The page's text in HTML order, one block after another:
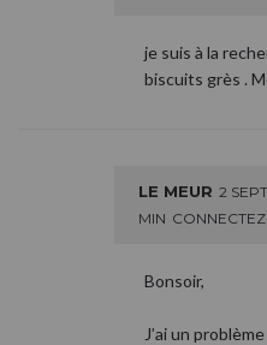
je suis à la
biscuits grès .
LE MEUR 2
MIN
Bonsoir,
J’ai un